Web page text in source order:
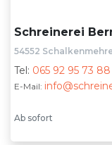
Schreinerei
54552
Tel: 065 92 95 73
E-Mail:
Ab sofort